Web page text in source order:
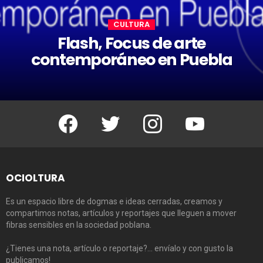
CULTURA
Flash, Focus de arte
contemporáneo en Puebla
Facebook Twitter Instagram Youtube
OCIOLTURA
Es un espacio libre de dogmas e ideas cerradas, creamos y
compartimos notas, artículos y reportajes que lleguen a mover
fibras sensibles en la sociedad poblana.
¿Tienes una nota, artículo o reportaje?… envíalo y con gusto la
publicamos!